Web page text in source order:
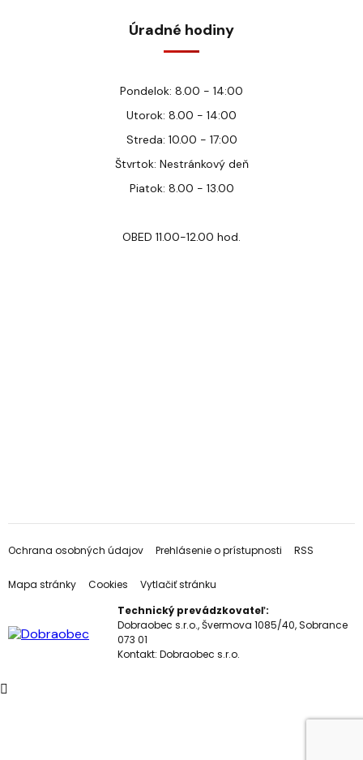
Úradné hodiny
Pondelok: 8.00 - 14:00
Utorok: 8.00 - 14:00
Streda: 10.00 - 17:00
Štvrtok: Nestránkový deň
Piatok: 8.00 - 13.00
OBED 11.00-12.00 hod.
Ochrana osobných údajov Prehlásenie o prístupnosti RSS
Mapa stránky Cookies
Vytlačiť stránku
Technický prevádzkovateľ:
Dobraobec s.r.o., Švermova 1085/40, Sobrance
073 01
Kontakt: Dobraobec s.r.o.